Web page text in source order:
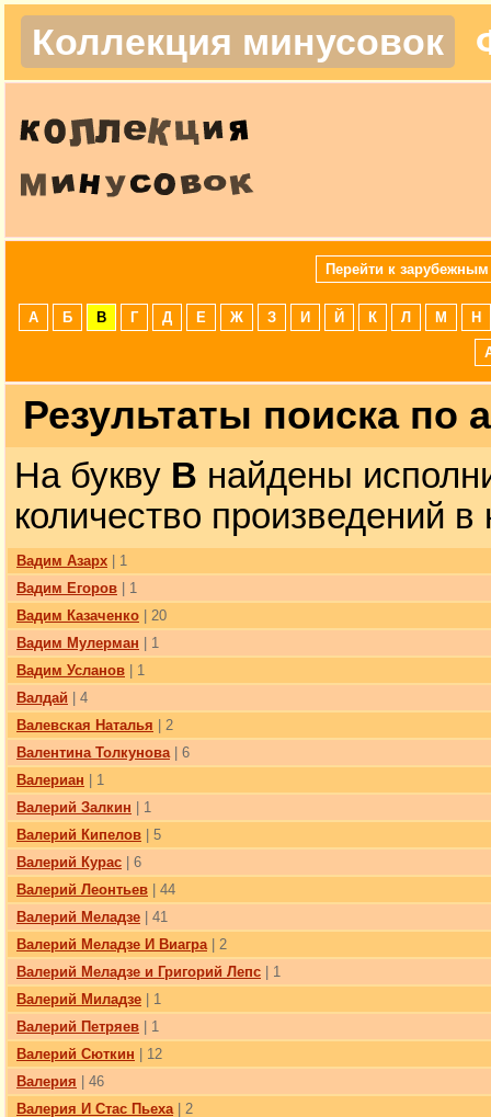
Коллекция минусовок
Перейти к зарубежным
А Б В Г Д Е Ж З И Й К Л М Н
Результаты поиска по
На букву В найдены
количество произведений в
Вадим Азарх | 1
Вадим Егоров | 1
Вадим Казаченко | 20
Вадим Мулерман | 1
Вадим Усланов | 1
Валдай | 4
Валевская Наталья | 2
Валентина Толкунова| 6
Валериан | 1
Валерий Залкин | 1
Валерий Кипелов | 5
Валерий Курас | 6
Валерий Леонтьев | 44
Валерий Меладзе | 41
Валерий Меладзе И Виагра| 2
Валерий Меладзе и Григорий Лепс | 1
Валерий Миладзе | 1
Валерий Петряев | 1
Валерий Сюткин | 12
Валерия | 46
Валерия И Стас Пьеха| 2